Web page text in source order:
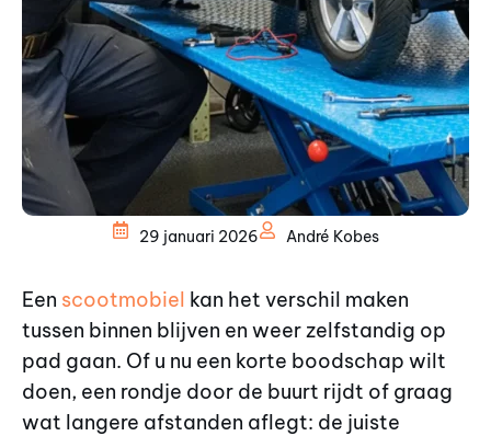
29 januari 2026 André Kobes
Een scootmobiel kan het verschil maken
tussen binnen blijven en weer zelfstandig op
pad gaan. Of u nu een korte boodschap wilt
doen, een rondje door de buurt rijdt of graag
wat langere afstanden aflegt: de juiste